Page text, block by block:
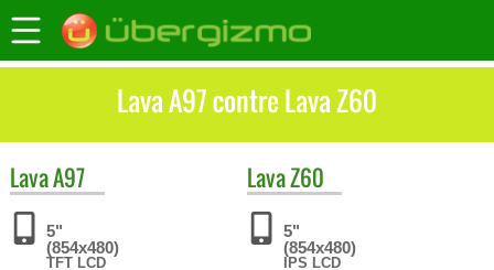
Lava A97 contre Lava Z60
LavaA97
5"
(854x480)
TFT LCD
LavaZ60
5"
(854x480)
IPS LCD